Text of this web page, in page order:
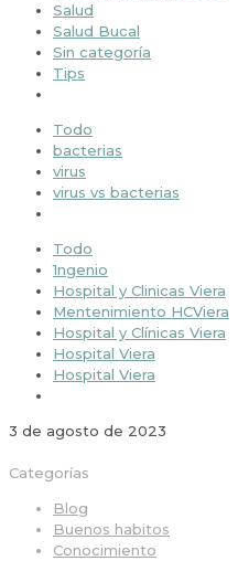
Salud
Salud Bucal
Sin categoría
Tips
Todo
bacterias
virus
virus vs bacterias
Todo
1ngenio
Hospital y Clinicas Viera
Mentenimiento HCViera
Hospital y Clínicas Viera
Hospital Viera
Hospital Viera
3 de agosto de 2023
Categorías
Blog
Buenos habitos
Conocimiento